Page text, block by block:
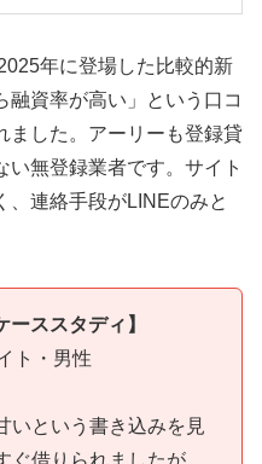
年に登場した比較的新
融資率が高い」という口コ
ました。アーリーも登録貸
無登録業者です。サイト
、連絡手段がLINEのみと
ススタディ】
ト・男性
いという書き込みを見